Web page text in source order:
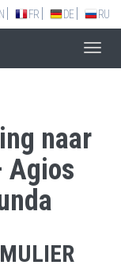
FR DE RU
naar
Agios